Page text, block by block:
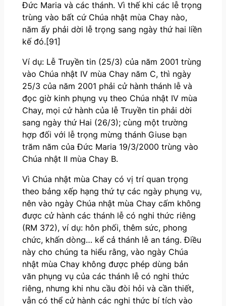
Đức Maria và các thánh. Vì thế khi các lễ trọng
trùng vào bất cứ Chúa nhật mùa Chay nào,
năm ấy phải dời lễ trọng sang ngày thứ hai liền
kế đó.[91]
Ví dụ: Lễ Truyền tin (25/3) của năm 2001 trùng
vào Chúa nhật IV mùa Chay năm C, thì ngày
25/3 của năm 2001 phải cử hành thánh lễ và
đọc giờ kinh phụng vụ theo Chúa nhật IV mùa
Chay, mọi cử hành của lễ Truyền tin phải dời
sang ngày thứ Hai (26/3); cùng một trường
hợp đối với lễ trọng mừng thánh Giuse bạn
trăm năm của Đức Maria 19/3/2000 trùng vào
Chúa nhật II mùa Chay B.
Vì Chúa nhật mùa Chay có vị trí quan trọng
theo bảng xếp hạng thứ tự các ngày phụng vụ,
nên vào ngày Chúa nhật mùa Chay cấm không
được cử hành các thánh lễ có nghi thức riêng
(RM 372), ví dụ: hôn phối, thêm sức, phong
chức, khấn dòng… kể cả thánh lễ an táng. Điều
này cho chúng ta hiểu rằng, vào ngày Chúa
nhật mùa Chay không được phép dùng bản
văn phụng vụ của các thánh lễ có nghi thức
riêng, nhưng khi nhu cầu đòi hỏi và cần thiết,
vẫn có thể cử hành các nghi thức bí tích vào